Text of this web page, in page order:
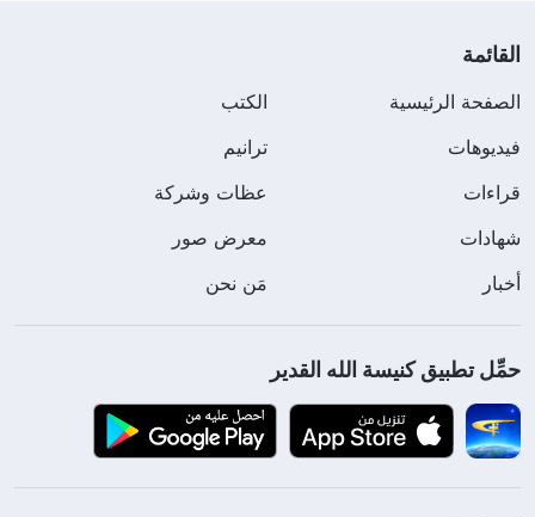
القائمة
الصفحة الرئيسية
الكتب
فيديوهات
ترانيم
قراءات
عظات وشركة
شهادات
معرض صور
أخبار
مَن نحن
حمِّل تطبيق كنيسة الله القدير